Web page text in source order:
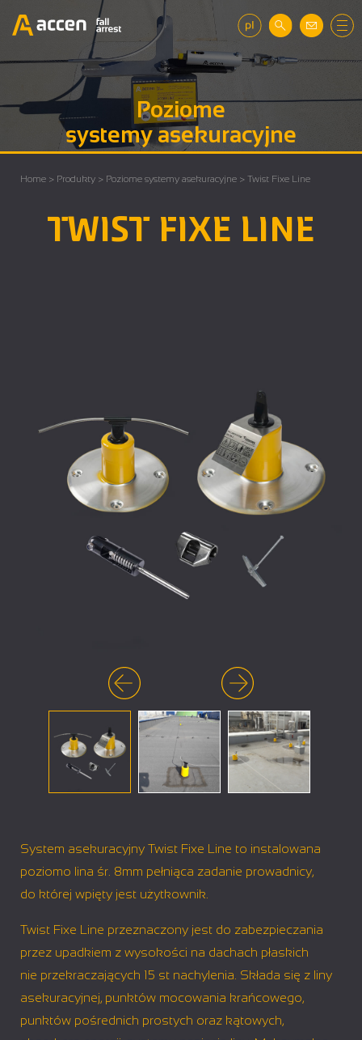
Poziome
systemy asekuracyjne
Home > Produkty > Poziome systemy asekuracyjne > Twist Fixe Line
TWIST FIXE LINE
Previous Next
System asekuracyjny Twist Fixe Line to instalowana
poziomo lina śr. 8mm pełniąca zadanie prowadnicy,
do której wpięty jest użytkownik.
Twist Fixe Line przeznaczony jest do zabezpieczania
przez upadkiem z wysokości na dachach płaskich
nie przekraczających 15 st nachylenia. Składa się z liny
asekuracyjnej, punktów mocowania krańcowego,
punktów pośrednich prostych oraz kątowych,